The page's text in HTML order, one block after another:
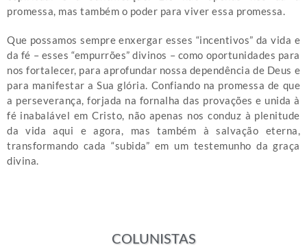
promessa, mas também o poder para viver essa promessa.
Que possamos sempre enxergar esses “incentivos” da vida e
da fé – esses “empurrões” divinos – como oportunidades para
nos fortalecer, para aprofundar nossa dependência de Deus e
para manifestar a Sua glória. Confiando na promessa de que
a perseverança, forjada na fornalha das provações e unida à
fé inabalável em Cristo, não apenas nos conduz à plenitude
da vida aqui e agora, mas também à salvação eterna,
transformando cada “subida” em um testemunho da graça
divina.
COLUNISTAS